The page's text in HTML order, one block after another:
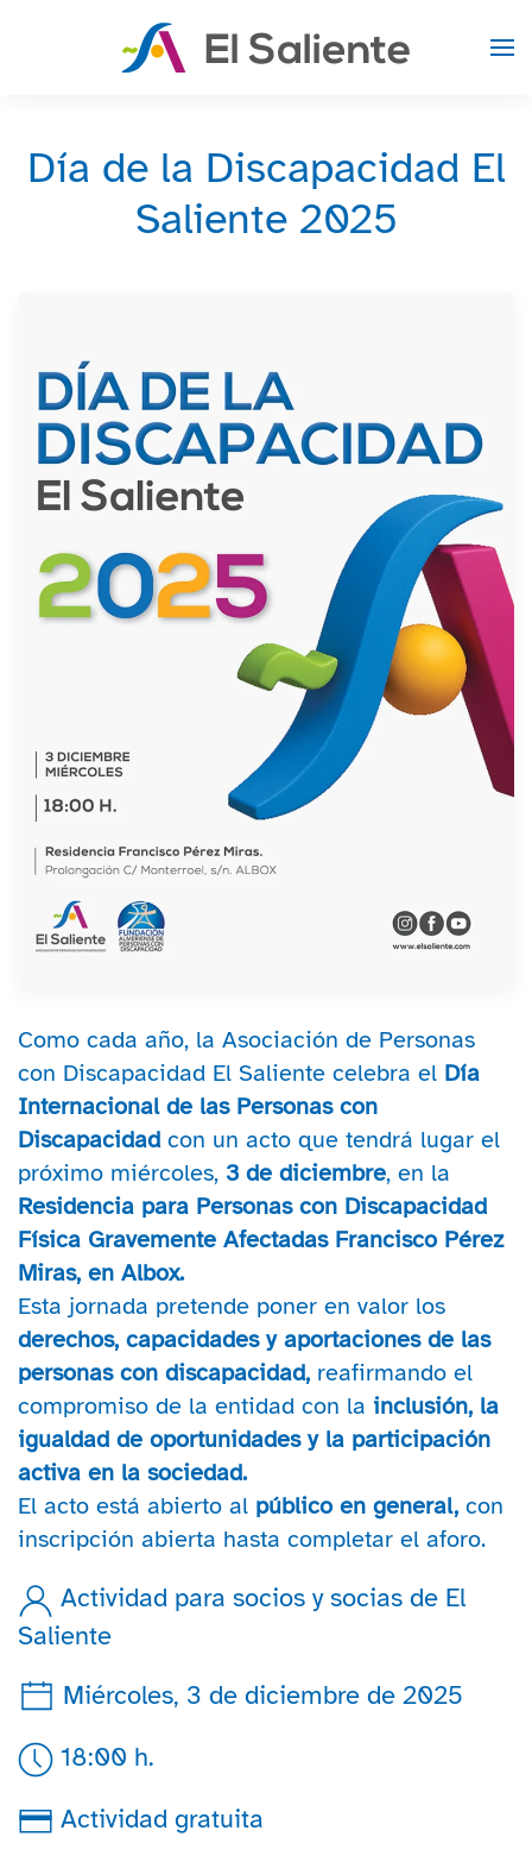
Skip to main content
Día de la Discapacidad El
Saliente 2025
Como cada año, la Asociación de Personas
con Discapacidad El Saliente celebra el Día
Internacional de las Personas con
Discapacidad con un acto que tendrá lugar el
próximo miércoles, 3 de diciembre, en la
Residencia para Personas con Discapacidad
Física Gravemente Afectadas Francisco Pérez
Miras, en Albox.
Esta jornada pretende poner en valor los
derechos, capacidades y aportaciones de las
personas con discapacidad, reafirmando el
compromiso de la entidad con la inclusión, la
igualdad de oportunidades y la participación
activa en la sociedad.
El acto está abierto al público en general, con
inscripción abierta hasta completar el aforo.
Actividad para socios y socias de El
Saliente
Miércoles, 3 de diciembre de 2025
18:00 h.
Actividad gratuita